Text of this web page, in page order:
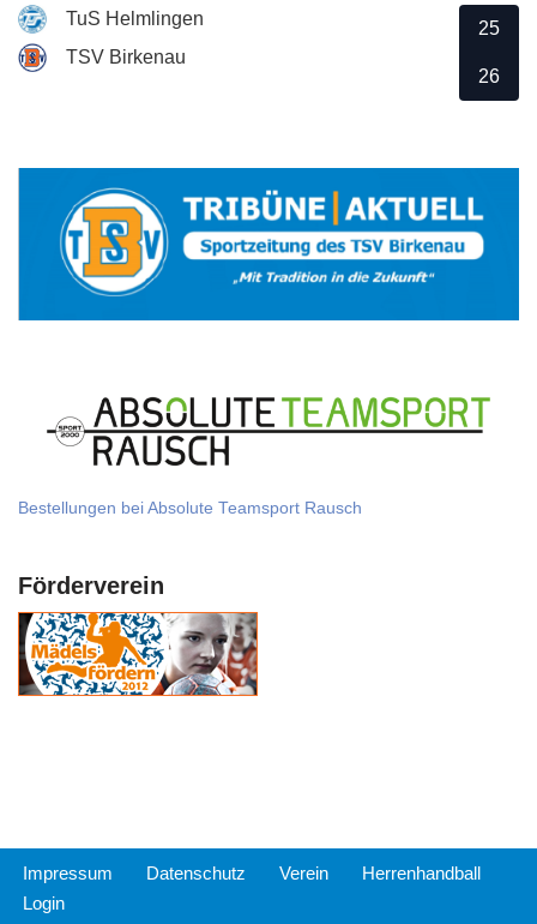
TuS Helmlingen
TSV Birkenau
25
26
Bestellungen bei Absolute Teamsport Rausch
Förderverein
Impressum Datenschutz Verein
Herrenhandball
Login